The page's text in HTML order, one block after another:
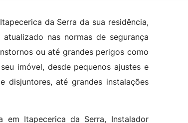
da Serra da sua residência,
nas normas de segurança
ou até grandes perigos como
imóvel, desde pequenos ajustes e
disjuntores, até grandes instalações
em Itapecerica da Serra, Instalador